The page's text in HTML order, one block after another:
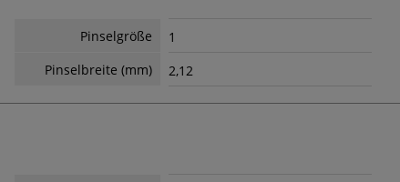
Pinselgröße
1
Pinselbreite (mm)
2,12